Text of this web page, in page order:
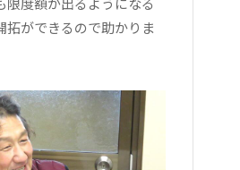
拓ができるので助かりま